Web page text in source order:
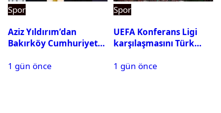
Spor
Aziz Yıldırım’dan
Bakırköy Cumhuriyet
duyurusu
1 gün önce
Spor
UEFA Konferans Ligi
karşılaşmasını Türk
1 gün önce